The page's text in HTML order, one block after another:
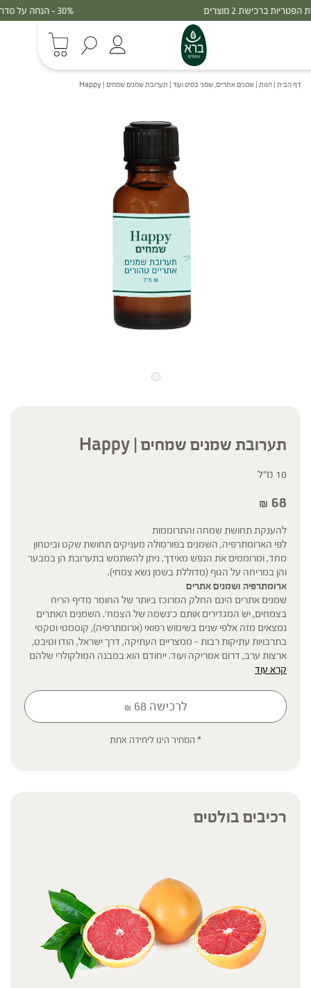
30% - הנחה על סדרת הפטריות ברכישת 3 מוצרים
דף הבית | חנות | שמנים אתריים, שמני בסיס ועוד | תערובת שמנים שמחים | Happy
תערובת שמנים שמחים | Happy
10 מ"ל
₪ 68
להענקת תחושת שמחה והתרוממות
לפי הארומתרפיה, השמנים בפורמולה מעניקים תחושת שקט וביטחון
מחד, ומרוממים את הנפש מאידך. ניתן להשתמש בתערובת הן במבער
והן במריחה על הגוף (מדוללת בשמן נשא צמחי).
ארומתרפיה ושמנים אתרים
שמנים אתרים הינם החלק המרוכז ביותר של החומר מדיף הריח
בצמחים, יש המגדירים אותם כ'נשמה של הצמח'. השמנים האתרים
נמצאים מזה אלפי שנים בשימוש רפואי (ארומתרפיה), קוסמטי וטקסי
בתרבויות עתיקות רבות – ממצריים העתיקה, דרך ישראל, הודו וטיבט,
ארצות ערב, דרום אמריקה ועוד. ייחודם הוא במבנה המולקולרי שלהם
– מולקולות קטנות, מהירות ונדיפות שיכולות לחדור בקלות למחזור
בהיריון, נשים מניקות, ילדים, אנשים החולים במחלות כרוניות והנוטלים
תרופות מרשם – יש להיוועץ ברופא לפני השימוש. המונח 'צמחי מרפא'
קרא עוד
לרכישה ₪ 68
* המחיר הינו ליחידה אחת
רכיבים בולטים